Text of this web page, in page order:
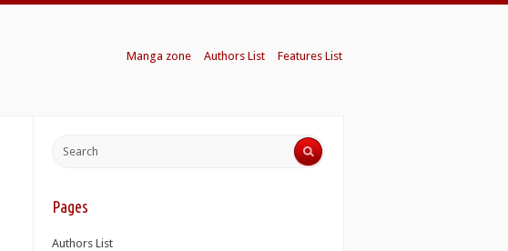
Manga zone Authors List Features List
Pages
Authors List